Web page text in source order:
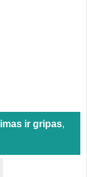
ir gripas,